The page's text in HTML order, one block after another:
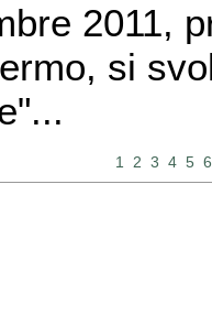
2011,
si
1 2 3 4 5 6